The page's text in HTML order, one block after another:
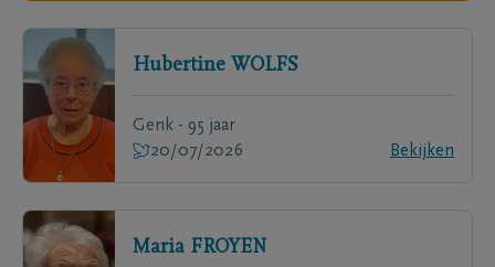
Hubertine WOLFS
Genk - 95 jaar
20/07/2026
Bekijken
Maria FROYEN